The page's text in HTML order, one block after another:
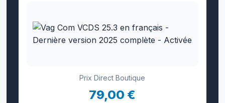
Prix Direct Boutique
79,00 €